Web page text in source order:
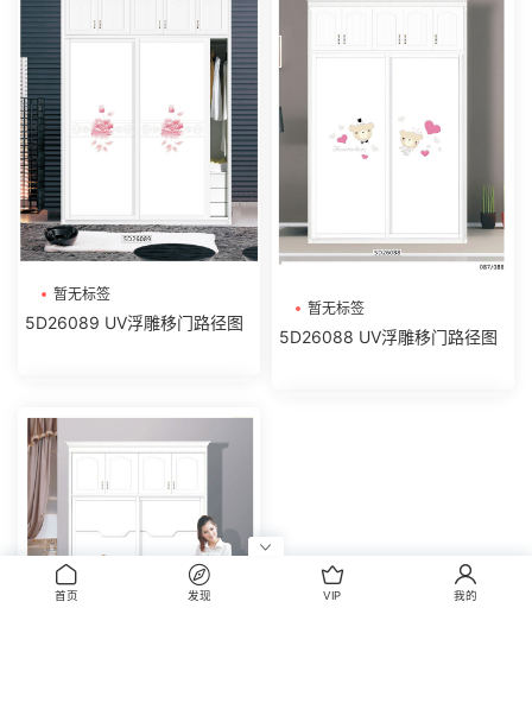
暂无标签
5D26089 UV浮雕移门路径图
暂无标签
5D26088 UV浮雕移门路径图
首页 发现 VIP 我的